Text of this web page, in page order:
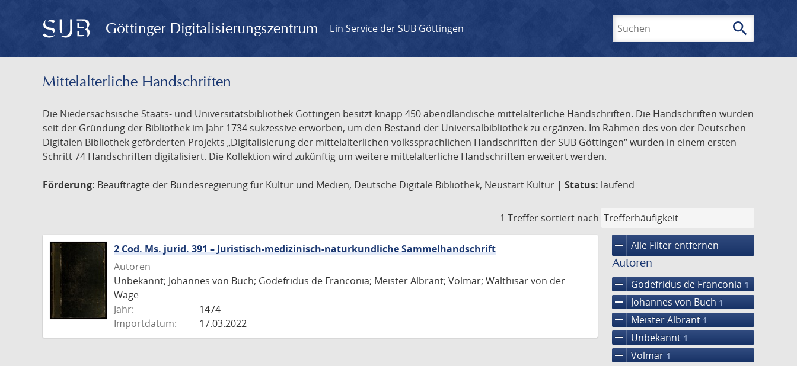
Göttinger Digitalisierungszentrum Ein Service der SUB Göttingen search
Mittelalterliche Handschriften
Die Niedersächsische Staats- und Universitätsbibliothek Göttingen besitzt knapp 450 abendländische mittelalterliche Handschriften. Die Handschriften wurden
seit der Gründung der Bibliothek im Jahr 1734 sukzessive erworben, um den Bestand der Universalbibliothek zu ergänzen. Im Rahmen des von der Deutschen
Digitalen Bibliothek geförderten Projekts „Digitalisierung der mittelalterlichen volkssprachlichen Handschriften der SUB Göttingen“ wurden in einem ersten
Schritt 74 Handschriften digitalisiert. Die Kollektion wird zukünftig um weitere mittelalterliche Handschriften erweitert werden.
Förderung: Beauftragte der Bundesregierung für Kultur und Medien, Deutsche Digitale Bibliothek, Neustart Kultur | Status: laufend
1 Treffer sortiert nach
remove Alle Filter entfernen
Autoren
remove Godefridus de Franconia 1
remove Johannes von Buch 1
remove Meister Albrant 1
remove Unbekannt 1
remove Volmar 1
2 Cod. Ms. jurid. 391 – Juristisch-medizinisch-naturkundliche Sammelhandschrift
Autoren
Unbekannt; Johannes von Buch; Godefridus de Franconia; Meister Albrant; Volmar; Walthisar von der
Wage
Jahr:
1474
Importdatum:
17.03.2022